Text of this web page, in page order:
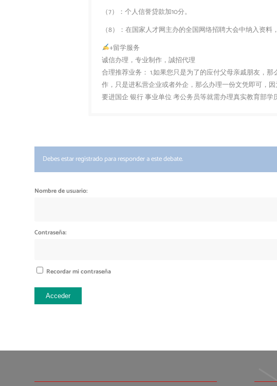
（7）：个人信誉贷款加10分。
（8）：在国家人才网主办的全国网络招聘大会中纳入资料
+留学服务
诚信办理，专业制作，誠招代理
合理推荐业务： 1.如果您只是为了的应付父母亲戚朋友，
作，只是进私营企业或者外企，那么办理一份文凭即可，
要进国企 银行 事业单位 考公务员等就需办理真实教育部学
Debes estar registrado para responder a este debate.
Nombre de usuario:
Contraseña:
Recordar mi contraseña
Acceder